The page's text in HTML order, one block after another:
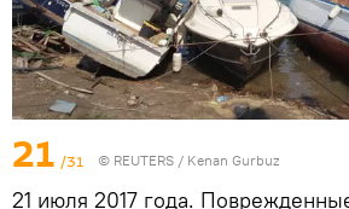
21 /31 © REUTERS / Kenan Gurbuz
21 июля 2017 года.